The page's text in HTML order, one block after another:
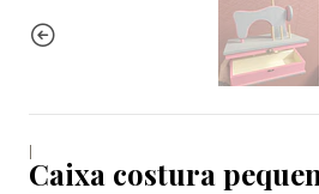
|
Caixa costura